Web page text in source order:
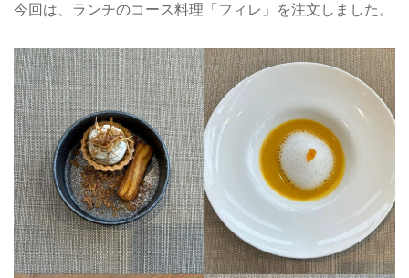
今回は、ランチのコース料理「フィレ」を注文しました。